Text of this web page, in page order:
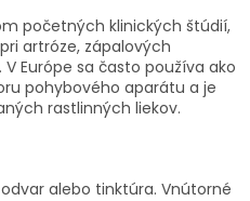
početných klinických štúdií,
artróze, zápalových
Európe sa často používa ako
pohybového aparátu a je
rastlinných liekov.
alebo tinktúra. Vnútorné